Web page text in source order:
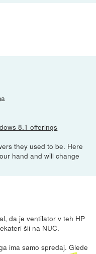
8.1 offerings
they used to be. Here
hand and will change
da je ventilator v teh HP
šli na NUC.
ima samo spredaj. Glede